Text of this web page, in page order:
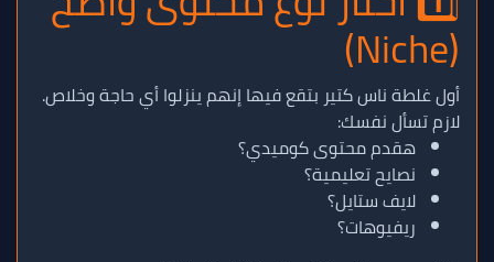
(Niche)
أول غلطة ناس كتير بتقع فيها إنهم ينزلوا أي حاجة وخلاص.
لازم تسأل نفسك:
هقدم محتوى كوميدي؟
نصايح تعليمية؟
لايف ستايل؟
ريفيوهات؟